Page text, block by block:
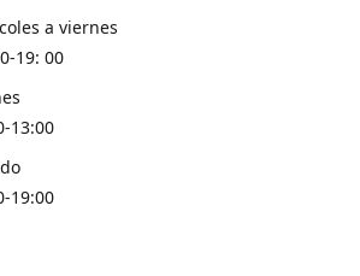
a viernes
19: 00
13:00
19:00